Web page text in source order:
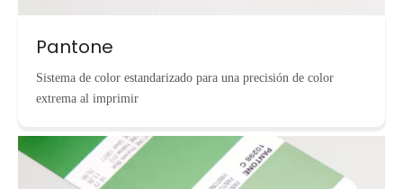
Pantone
Sistema de color estandarizado para una precisión de color
extrema al imprimir